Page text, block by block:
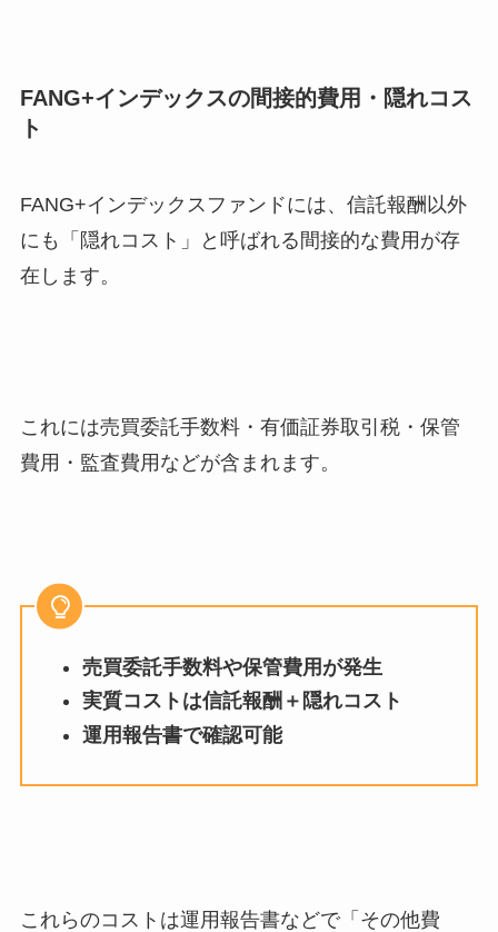
FANG+インデックスの間接的費用・隠れコス
ト
FANG+インデックスファンドには、信託報酬以外
にも「隠れコスト」と呼ばれる間接的な費用が存
在します。
これには売買委託手数料・有価証券取引税・保管
費用・監査費用などが含まれます。
売買委託手数料や保管費用が発生
実質コストは信託報酬＋隠れコスト
運用報告書で確認可能
これらのコストは運用報告書などで「その他費